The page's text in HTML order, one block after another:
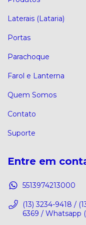
Laterais (Lataria)
Portas
Parachoque
Farol e Lanterna
Quem Somos
Contato
Suporte
Entre em
5513974213000
(13) 3234-9418 /
6369 / Whatsapp